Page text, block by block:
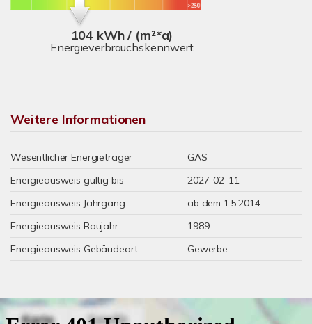
104 kWh / (m²*a)
Energieverbrauchskennwert
Weitere Informationen
Wesentlicher Energieträger
GAS
Energieausweis gültig bis
2027-02-11
Energieausweis Jahrgang
ab dem 1.5.2014
Energieausweis Baujahr
1989
Energieausweis Gebäudeart
Gewerbe